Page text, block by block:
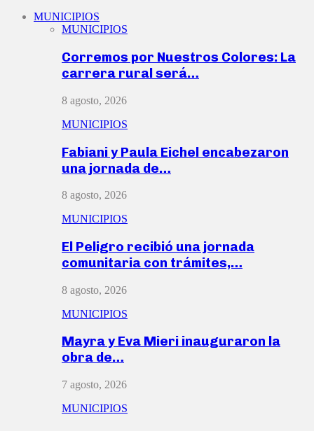
MUNICIPIOS
MUNICIPIOS
Corremos por Nuestros Colores: La
carrera rural será…
8 agosto, 2026
MUNICIPIOS
Fabiani y Paula Eichel encabezaron
una jornada de…
8 agosto, 2026
MUNICIPIOS
El Peligro recibió una jornada
comunitaria con trámites,…
8 agosto, 2026
MUNICIPIOS
Mayra y Eva Mieri inauguraron la
obra de…
7 agosto, 2026
MUNICIPIOS